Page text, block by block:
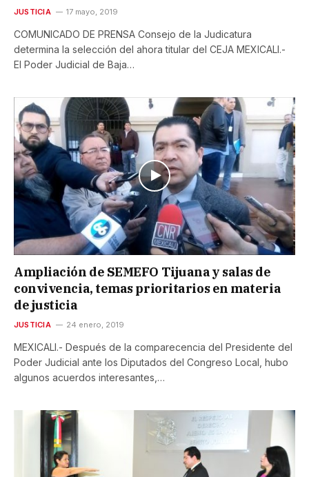
JUSTICIA 17 mayo, 2019
COMUNICADO DE PRENSA Consejo de la Judicatura
determina la selección del ahora titular del CEJA MEXICALI.-
El Poder Judicial de Baja…
Ampliación de SEMEFO Tijuana y salas de
convivencia, temas prioritarios en materia
de justicia
JUSTICIA 24 enero, 2019
MEXICALI.- Después de la comparecencia del Presidente del
Poder Judicial ante los Diputados del Congreso Local, hubo
algunos acuerdos interesantes,…